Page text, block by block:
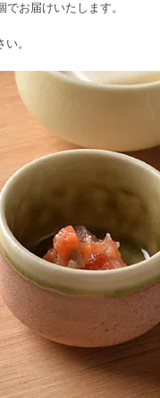
でお届けいたします。
。